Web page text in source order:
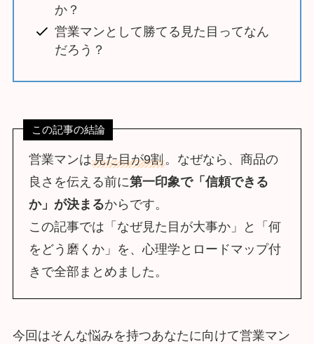
か？
営業マンとして勝てる見た目ってなん
だろう？
この記事の結論
営業マンは見た目が9割。なぜなら、商品の
良さを伝える前に第一印象で「信頼できる
か」が決まるからです。
この記事では「なぜ見た目が大事か」と「何
をどう磨くか」を、心理学とロードマップ付
きで全部まとめました。
今回はそんな悩みを持つあなたに向けて営業マン